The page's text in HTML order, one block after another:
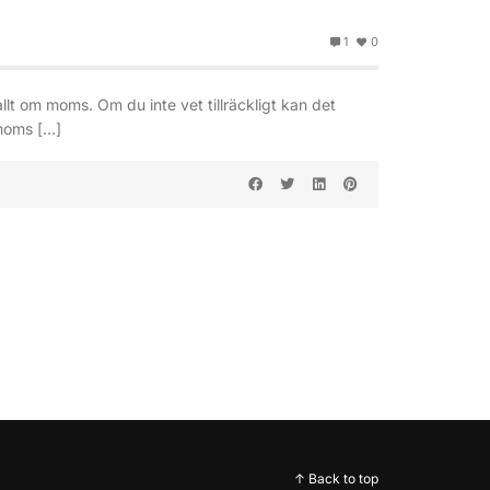
1 0
om moms. Om du inte vet tillräckligt kan det
[…]
↑ Back to top